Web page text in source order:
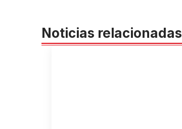
Noticias relacionadas